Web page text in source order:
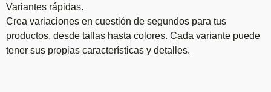
Variantes rápidas.
Crea variaciones en cuestión de segundos para tus
productos, desde tallas hasta colores. Cada variante puede
tener sus propias características y detalles.